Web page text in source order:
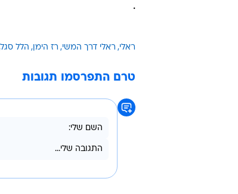
.
ראלי ראלי דרך המשי רז הימן הלל סגל
טרם התפרסמו תגובות